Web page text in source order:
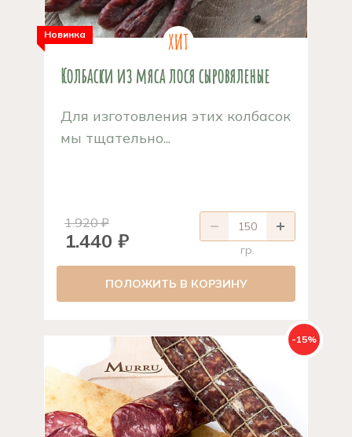
Новинка
Колбаски из мяса лося сыровяленые
Для изготовления этих колбасок
мы тщательно...
1.920 ₽
1.440 ₽ гр.
ПОЛОЖИТЬ В КОРЗИНУ
-15%